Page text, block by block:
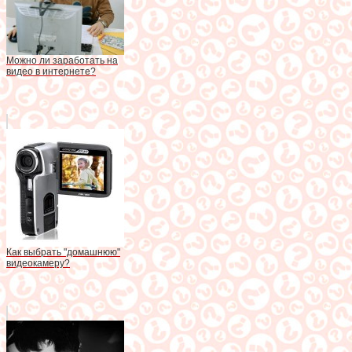
Можно ли заработать на
видео в интернете?
Как выбрать "домашнюю"
видеокамеру?